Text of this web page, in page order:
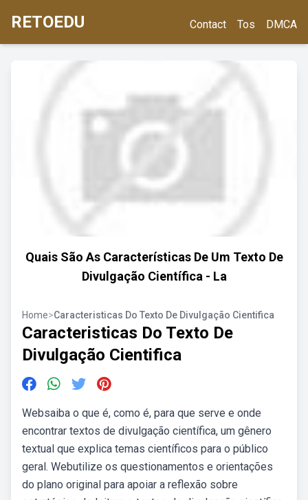
RETOEDU Contact Tos DMCA
Quais São As Características De Um Texto De
Divulgação Científica - La
Home>Caracteristicas Do Texto De Divulgação Cientifica
Caracteristicas Do Texto De
Divulgação Cientifica
Websaiba o que é, como é, para que serve e onde
encontrar textos de divulgação científica, um gênero
textual que explica temas científicos para o público
geral. Webutilize os questionamentos e orientações
do plano original para apoiar a reflexão sobre